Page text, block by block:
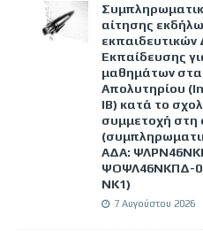
αίτησης
Εκπαίδευσης
μαθημάτων στα
Απολυτηρίου
IB) κατά το
συμμετοχή στη
ΑΔΑ:
ΨΟΨΛ46ΝΚΠΔ-
ΝΚ1)
7 Αυγούστου 2026